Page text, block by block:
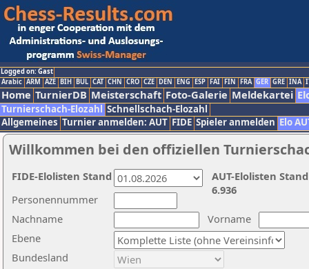
Logged on: Gast
Arabic ARM AZE BIH BUL CAT CHN CRO CZE DEN ENG ESP FAI FIN FRA GER GRE INA
Home TurnierDB Meisterschaft Foto-Galerie Meldekartei
Turnierschach-Elozahl Schnellschach-Elozahl
Allgemeines Turnier anmelden: AUT FIDE Spieler anmelden Elo
Willkommen bei den offiziellen
Nachname
Vorname
Ebene
Personennummer
Bundesland
AUT-Elolisten
6.936
FIDE-Elolisten Stand